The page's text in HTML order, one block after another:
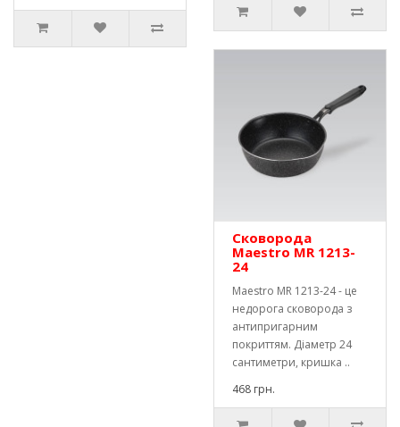
Сковорода
Maestro MR 1213-
24
Maestro MR 1213-24 - це
недорога сковорода з
антипригарним
покриттям. Діаметр 24
сантиметри, кришка ..
468 грн.